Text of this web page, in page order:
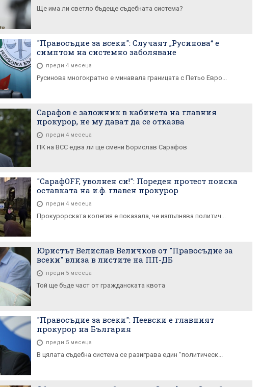
Ще има ли светло бъдеще съдебната система?
"Правосъдие за всеки": Случаят „Русинова“ е
симптом на системно заболяване
преди 4 месеца
Русинова многократно е минавала границата с Петьо Евро...
Сарафов е заложник в кабинета на главния
прокурор, не му дават да се отказва
преди 4 месеца
ПК на ВСС едва ли ще смени Борислав Сарафов
"СарафOFF, уволнен си!": Пореден протест поиска
оставката на и.ф. главен прокурор
преди 4 месеца
Прокурорската колегия е показала, че изпълнява политич...
Юристът Велислав Величков от "Правосъдие за
всеки" влиза в листите на ПП-ДБ
преди 5 месеца
Той ще бъде част от гражданската квота
"Правосъдие за всеки": Пеевски е главният
прокурор на България
преди 5 месеца
В цялата съдебна система се разиграва един "политическ...